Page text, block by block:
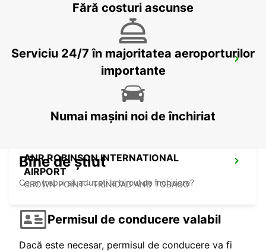
GRANTLEY ADAMS INTERNATIONAL
ANR ROBINSON INTERNATIONAL
AIRPORT
CROWN POINT - TRINIDAD AND TOBAGO
Fără costuri ascunse
Serviciu 24/7 în majoritatea aeroporturilor
importante
Numai mașini noi de închiriat
Bine de știut
Ce ar trebui să aduceți la biroul de închiriere?
Permisul de conducere valabil
Dacă este necesar, permisul de conducere va fi